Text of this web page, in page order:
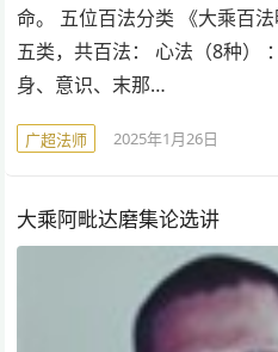
命。 五位百法分类 《大乘百
五类，共百法： 心法（8种）
身、意识、末那…
广超法师 2025年1月26日
大乘阿毗达磨集论选讲